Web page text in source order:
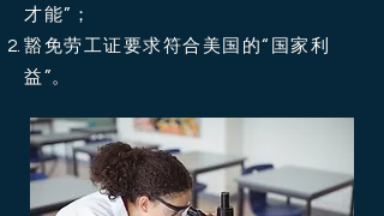
才能”；
豁免劳工证要求符合美国的“国家利
益”。